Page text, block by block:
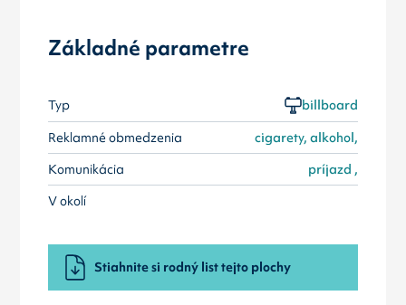
Základné parametre
Typ
billboard
Reklamné obmedzenia
cigarety, alkohol,
Komunikácia
príjazd ,
V okolí
Stiahnite si rodný list tejto plochy